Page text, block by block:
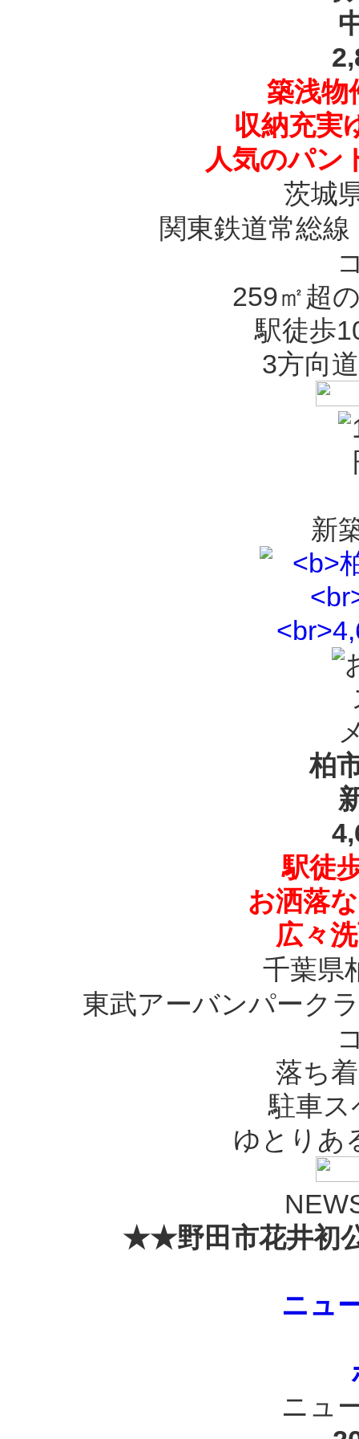
築浅物
収納充実
人気のパン
茨城
関東鉄道常総
259㎡超
駅徒歩
3方向
新
柏
駅徒
お洒落
広々
千葉県
東武アーバンパーク
落ち
駐車ス
ゆとりあ
★★野田市花井初
ニュ
ニュ